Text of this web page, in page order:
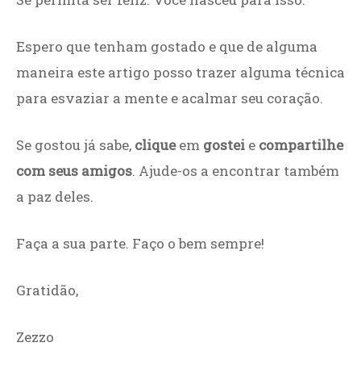
Espero que tenham gostado e que de alguma
maneira este artigo posso trazer alguma técnica
para esvaziar a mente e acalmar seu coração.
Se gostou já sabe, cliqueem gostei e compartilhe
com seus amigos. Ajude-os a encontrar também
a paz deles.
Faça a sua parte. Faço o bem sempre!
Gratidão,
Zezzo